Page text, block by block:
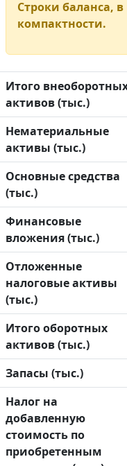
Строки баланса,
компактности.
Итого
активов (тыс.)
Нематериальные
активы (тыс.)
Основные средства
(тыс.)
Финансовые
вложения (тыс.)
Отложенные
налоговые активы
(тыс.)
Итого оборотных
активов (тыс.)
Запасы (тыс.)
Налог на
добавленную
стоимость по
приобретенным